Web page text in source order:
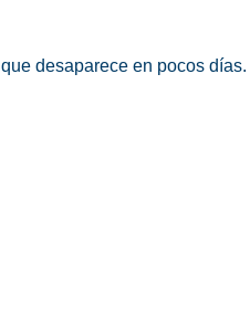
que desaparece en pocos días.